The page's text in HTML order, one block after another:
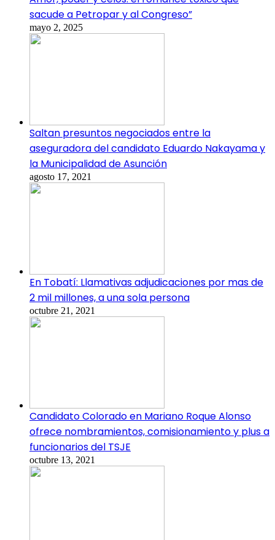
sacude a Petropar y al Congreso”
mayo 2, 2025
Saltan presuntos negociados entre la
aseguradora del candidato Eduardo Nakayama y
la Municipalidad de Asunción
agosto 17, 2021
En Tobatí: Llamativas adjudicaciones por mas de
2 mil millones, a una sola persona
octubre 21, 2021
Candidato Colorado en Mariano Roque Alonso
ofrece nombramientos, comisionamiento y plus a
funcionarios del TSJE
octubre 13, 2021